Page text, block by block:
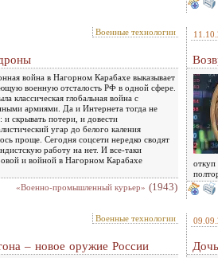
Военные технологии
война в Нагорном Карабахе выказывает
военную отсталость РФ в одной сфере.
классическая глобальная война с
армиями. Да и Интернета тогда не
и скрывать потери, и довести
угар до белого каления
проще. Сегодня соцсети нередко сводят
работу на нет. И все-таки
и войной в Нагорном Карабахе
«Военно-промышленный курьер» (1943)
откуп
Военные технологии
– новое оружие России